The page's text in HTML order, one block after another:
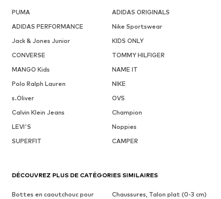
PUMA
ADIDAS ORIGINALS
ADIDAS PERFORMANCE
Nike Sportswear
Jack & Jones Junior
KIDS ONLY
CONVERSE
TOMMY HILFIGER
MANGO Kids
NAME IT
Polo Ralph Lauren
NIKE
s.Oliver
OVS
Calvin Klein Jeans
Champion
LEVI'S
Noppies
SUPERFIT
CAMPER
DÉCOUVREZ PLUS DE CATÉGORIES SIMILAIRES
Bottes en caoutchouc pour
Chaussures, Talon plat (0-3 cm)